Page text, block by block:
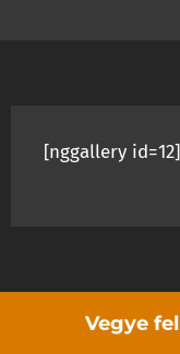
[nggallery id=12]
Vegye